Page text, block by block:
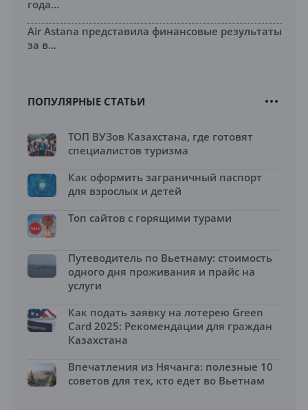
года...
Air Astana представила финансовые результаты
за в...
ПОПУЛЯРНЫЕ СТАТЬИ
ТОП ВУЗов Казахстана, где готовят
специалистов туризма
Как оформить заграничный паспорт
для взрослых и детей
Топ сайтов с горящими турами
Путеводитель по Вьетнаму: стоимость
одного дня проживания и прайс на
услуги
Как подать заявку на лотерею Green
Card 2025: Рекомендации для граждан
Казахстана
Впечатления из Нячанга: полезные 10
советов для тех, кто едет во Вьетнам